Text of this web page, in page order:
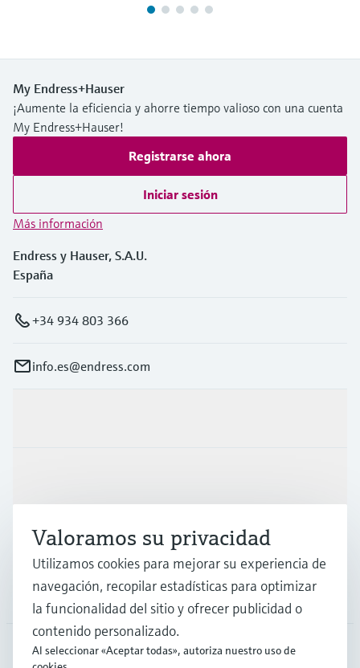
My Endress+Hauser
¡Aumente la eficiencia y ahorre tiempo valioso con una cuenta
My Endress+Hauser!
Registrarse ahora
Iniciar sesión
Más información
Endress y Hauser, S.A.U.
España
+34 934 803 366
info.es@endress.com
Soporte
Compañía
Valoramos su privacidad
Utilizamos cookies para mejorar su experiencia de
navegación, recopilar estadísticas para optimizar
la funcionalidad del sitio y ofrecer publicidad o
contenido personalizado.
Al seleccionar «Aceptar todas», autoriza nuestro uso de